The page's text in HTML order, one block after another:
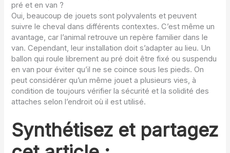
pré et en van ?
Oui, beaucoup de jouets sont polyvalents et peuvent
suivre le cheval dans différents contextes. C’est même un
avantage, car l’animal retrouve un repère familier dans le
van. Cependant, leur installation doit s’adapter au lieu. Un
ballon qui roule librement au pré doit être fixé ou suspendu
en van pour éviter qu’il ne se coince sous les pieds. On
peut considérer qu’un même jouet a plusieurs vies, à
condition de toujours vérifier la sécurité et la solidité des
attaches selon l’endroit où il est utilisé.
Synthétisez et partagez